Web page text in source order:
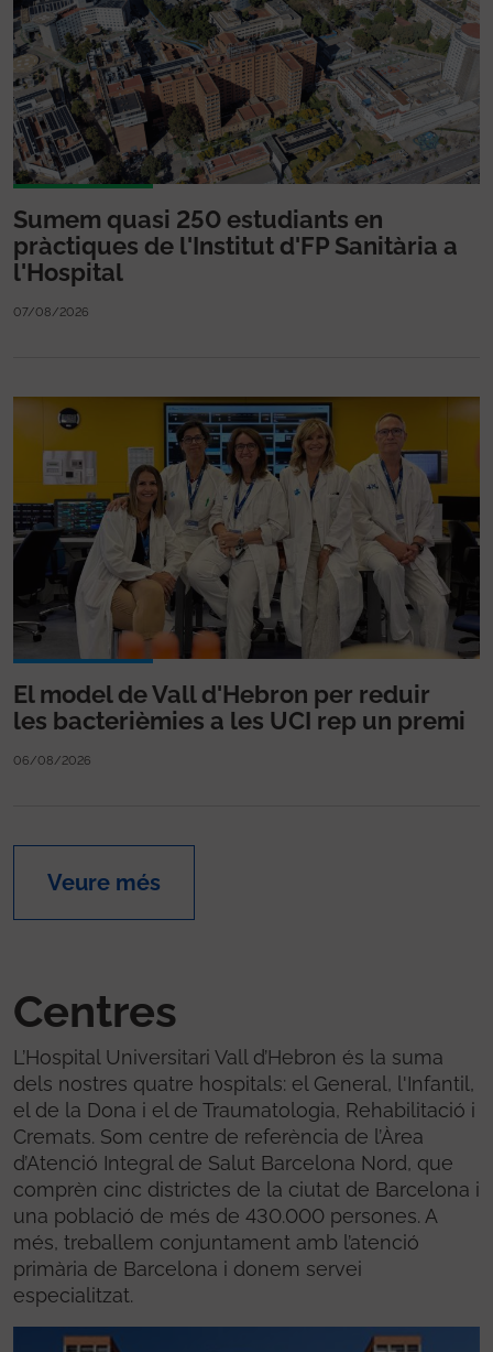
Sumem quasi 250 estudiants en
pràctiques de l'Institut d'FP Sanitària a
l'Hospital
07/08/2026
El model de Vall d'Hebron per reduir
les bacterièmies a les UCI rep un premi
06/08/2026
Veure més
Centres
L’Hospital Universitari Vall d’Hebron és la suma
dels nostres quatre hospitals: el General, l'Infantil,
el de la Dona i el de Traumatologia, Rehabilitació i
Cremats. Som centre de referència de l’Àrea
d’Atenció Integral de Salut Barcelona Nord, que
comprèn cinc districtes de la ciutat de Barcelona i
una població de més de 430.000 persones. A
més, treballem conjuntament amb l’atenció
primària de Barcelona i donem servei
especialitzat.